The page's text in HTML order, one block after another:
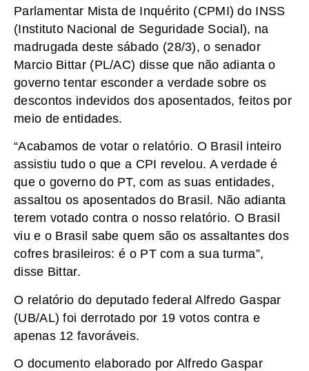
Parlamentar Mista de Inquérito (CPMI) do INSS
(Instituto Nacional de Seguridade Social), na
madrugada deste sábado (28/3), o senador
Marcio Bittar (PL/AC) disse que não adianta o
governo tentar esconder a verdade sobre os
descontos indevidos dos aposentados, feitos por
meio de entidades.
“Acabamos de votar o relatório. O Brasil inteiro
assistiu tudo o que a CPI revelou. A verdade é
que o governo do PT, com as suas entidades,
assaltou os aposentados do Brasil. Não adianta
terem votado contra o nosso relatório. O Brasil
viu e o Brasil sabe quem são os assaltantes dos
cofres brasileiros: é o PT com a sua turma”,
disse Bittar.
O relatório do deputado federal Alfredo Gaspar
(UB/AL) foi derrotado por 19 votos contra e
apenas 12 favoráveis.
O documento elaborado por Alfredo Gaspar